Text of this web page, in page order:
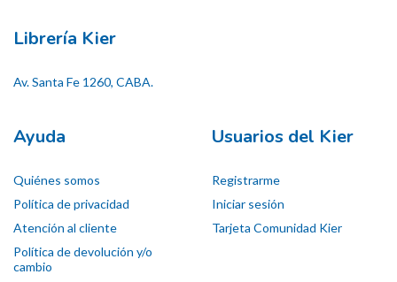
Librería Kier
Av. Santa Fe 1260, CABA.
Ayuda
Quiénes somos
Política de privacidad
Atención al cliente
Política de devolución y/o
cambio
Usuarios del Kier
Registrarme
Iniciar sesión
Tarjeta Comunidad Kier